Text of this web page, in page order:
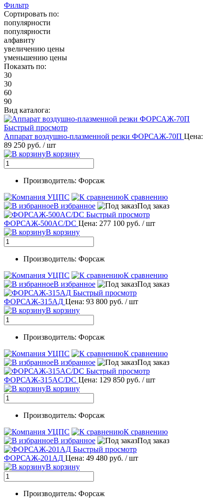
Фильтр
Сортировать по:
популярности
популярности
алфавиту
увеличению цены
уменьшению цены
Показать по:
30
30
60
90
Вид каталога:
Быстрый просмотр
Аппарат воздушно-плазменной резки ФОРСАЖ-70П Цена:
89 250 руб. / шт
В корзину
Производитель: Форсаж
К сравнению
В избранное
Под заказ
Быстрый просмотр
ФОРСАЖ-500AC/DC Цена: 277 100 руб. / шт
В корзину
Производитель: Форсаж
К сравнению
В избранное
Под заказ
Быстрый просмотр
ФОРСАЖ-315АД Цена: 93 800 руб. / шт
В корзину
Производитель: Форсаж
К сравнению
В избранное
Под заказ
Быстрый просмотр
ФОРСАЖ-315AC/DC Цена: 129 850 руб. / шт
В корзину
Производитель: Форсаж
К сравнению
В избранное
Под заказ
Быстрый просмотр
ФОРСАЖ-201АД Цена: 49 480 руб. / шт
В корзину
Производитель: Форсаж